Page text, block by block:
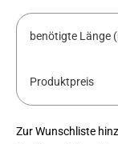
benötigte Länge
Produktpreis
Zur Wunschliste